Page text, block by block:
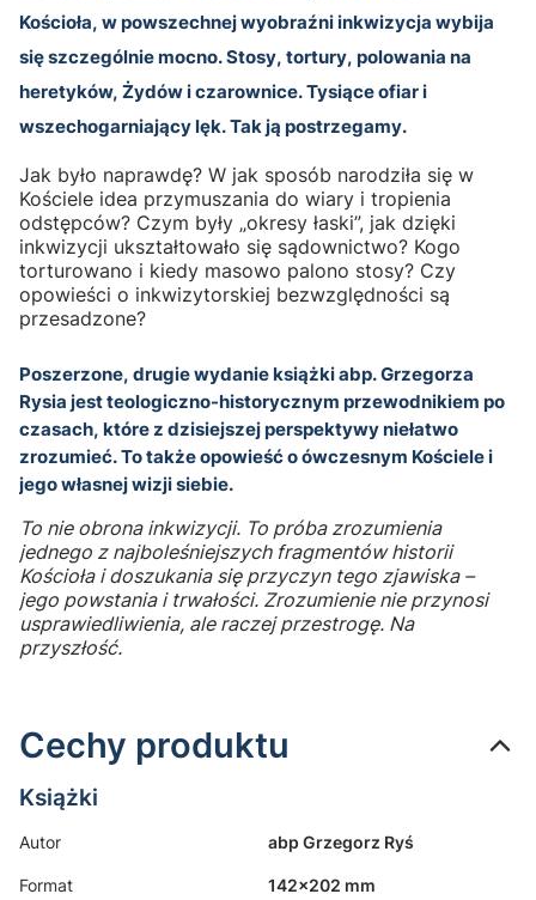
Kościoła, w powszechnej wyobraźni inkwizycja wybija
się szczególnie mocno. Stosy, tortury, polowania na
heretyków, Żydów i czarownice. Tysiące ofiar i
wszechogarniający lęk. Tak ją postrzegamy.
Jak było naprawdę? W jak sposób narodziła się w
Kościele idea przymuszania do wiary i tropienia
odstępców? Czym były „okresy łaski”, jak dzięki
inkwizycji ukształtowało się sądownictwo? Kogo
torturowano i kiedy masowo palono stosy? Czy
opowieści o inkwizytorskiej bezwzględności są
przesadzone?
Poszerzone, drugie wydanie książki abp. Grzegorza
Rysia jest teologiczno-historycznym przewodnikiem po
czasach, które z dzisiejszej perspektywy niełatwo
zrozumieć. To także opowieść o ówczesnym Kościele i
jego własnej wizji siebie.
To nie obrona inkwizycji. To próba zrozumienia
jednego z najboleśniejszych fragmentów historii
Kościoła i doszukania się przyczyn tego zjawiska –
jego powstania i trwałości. Zrozumienie nie przynosi
usprawiedliwienia, ale raczej przestrogę. Na
przyszłość.
Cechy produktu
Książki
Autor abp Grzegorz Ryś
Format 142x202 mm